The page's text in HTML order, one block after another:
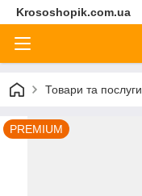
Krososhopik.com.ua
Товари та послуги
PREMIUM